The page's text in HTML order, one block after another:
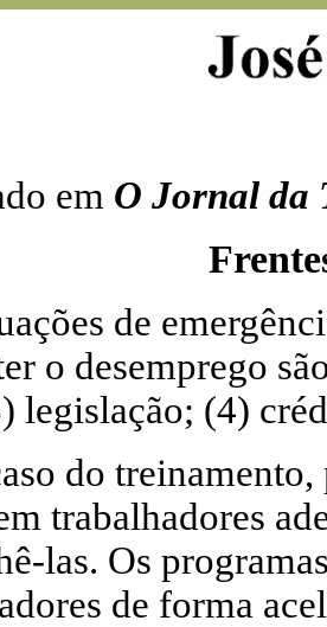
em O Jornal da
de
o desemprego
legislação; (4)
do treinamento,
trabalhadores
las. Os
de forma